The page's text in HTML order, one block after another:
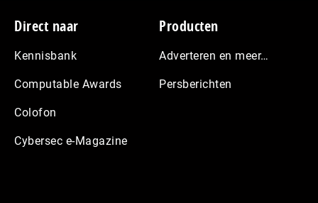
Footer
Direct naar
Kennisbank
Computable Awards
Colofon
Cybersec e-Magazine
Producten
Adverteren en meer…
Persberichten